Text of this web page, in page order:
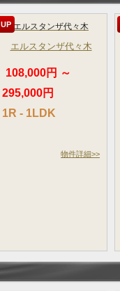
UP
エルスタンザ代々木
108,000円 ～
295,000円
1R - 1LDK
物件詳細>>